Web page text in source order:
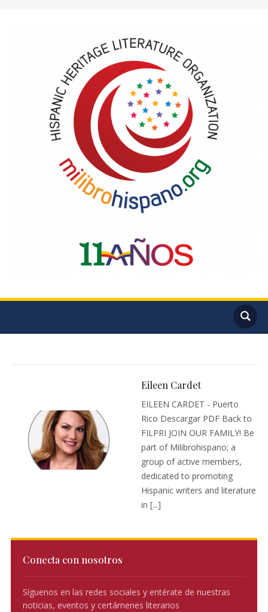
Conecta con nosotros
Síguenos en las redes sociales y entérate de nuestras
noticias, eventos y certámenes literarios
Eileen Cardet
EILEEN CARDET - Puerto
Rico Descargar PDF Back to
FILPRI JOIN OUR FAMILY! Be
part of Milibrohispano; a
group of active members,
dedicated to promoting
Hispanic writers and literature
in [...]